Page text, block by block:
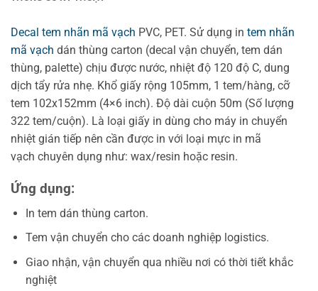
Decal tem nhãn mã vạch PVC, PET. Sử dụng in tem nhãn
mã vạch dán thùng carton (decal vận chuyển, tem dán
thùng, palette) chịu được nước, nhiệt độ 120 độ C, dung
dịch tẩy rửa nhẹ. Khổ giấy rộng 105mm, 1 tem/hàng, cỡ
tem 102x152mm (4×6 inch). Độ dài cuộn 50m (Số lượng
322 tem/cuộn). Là loại giấy in dùng cho máy in chuyển
nhiệt gián tiếp nên cần được in với loại mực in mã
vạch chuyên dụng như: wax/resin hoặc resin.
Ứng dụng:
In tem dán thùng carton.
Tem vận chuyển cho các doanh nghiệp logistics.
Giao nhận, vận chuyển qua nhiều nơi có thời tiết khắc
nghiệt